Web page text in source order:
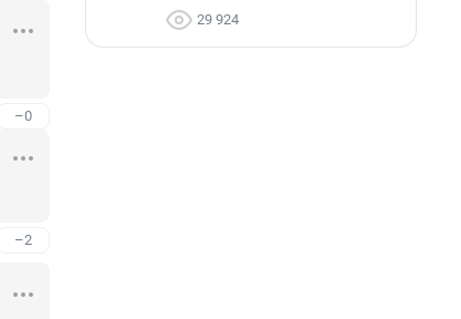
–0
–2
29 924